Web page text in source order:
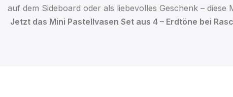
auf dem Sideboard oder als liebevolles Geschenk – diese
Jetzt das Mini Pastellvasen Set aus 4 – Erdtöne bei